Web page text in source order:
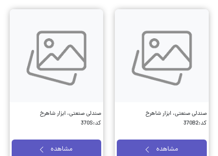
صندلی صنعتی، ابزار شاهرخ
کد:370B2
مشاهده
صندلی صنعتی، ابزار شاهرخ
کد:370S
مشاهده